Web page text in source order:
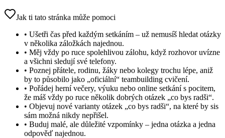
Jak ti tato stránka může pomoci
• Ušetři čas před každým setkáním – už nemusíš hledat otázky
v několika záložkách najednou.
• Měj vždy po ruce spolehlivou zálohu, když rozhovor uvízne
a všichni sledují své telefony.
• Poznej přátele, rodinu, žáky nebo kolegy trochu lépe, aniž
by to působilo jako „oficiální“ teambuilding cvičení.
• Pořádej herní večery, výuku nebo online setkání s pocitem,
že máš vždy po ruce několik dobrých otázek „co bys radši“.
• Objevuj nové varianty otázek „co bys radši“, na které by sis
sám možná nikdy nepřišel.
• Buduj malé, ale důležité vzpomínky – jedna otázka a jedna
odpověď najednou.